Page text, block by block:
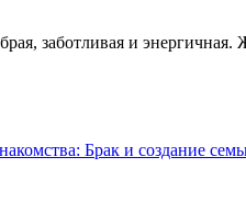
заботливая и